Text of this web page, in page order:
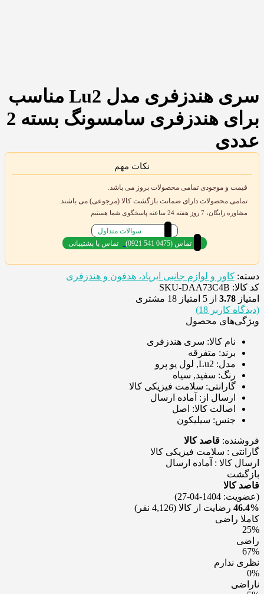
سری هندزفری مدل Lu2 مناسب
برای هندزفری سامسونگ بسته 2
عددی
نکات مهم
قیمت و موجودی تمامی محصولات بروز می باشد.
تمامی محصولات دارای ضمانت بازگشت کالا (مرجوعی) می باشند.
مشاوره رایگان، 7 روز هفته 24 ساعته پاسخگوی شما هستیم
سوالات متداول
(0921 541 0475) تماس
تماس با پشتیبانی
دسته: کاور و لوازم جانبی ایرپاد، هدفون و هندزفری
کد کالا: SKU-DAA73C4B
امتیاز 3.78 از 5 امتیاز 18 مشتری
(دیدگاه کاربر 18
)
ویژگی‌های محصول
نام کالا: سری هندزفری
برند: متفرقه
مدل: Lu2, لول یو پرو
رنگ: سفید, سیاه
گارانتی: سلامت فیزیکی کالا
ارسال از: آماده ارسال
اصالت کالا: اصل
جنس: سیلیکون
فروشنده: قاصد کالا
گارانتی : سلامت فيزيکی کالا
ارسال کالا : آماده ارسال
بازگشت
قاصد کالا
(عضویت: 1404-04-27)
46.4% رضایت از کالا (4,126 نفر)
کاملا راضی
25%
راضی
67%
نظری ندارم
0%
ناراضی